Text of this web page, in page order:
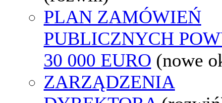
PLAN ZAMÓWIEŃ
PUBLICZNYCH
30 000 EURO (nowe
ZARZĄDZENIA